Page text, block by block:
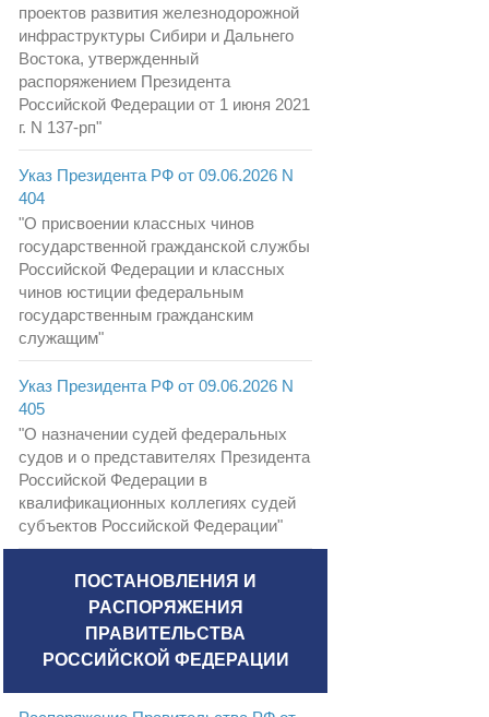
проектов развития железнодорожной
инфраструктуры Сибири и Дальнего
Востока, утвержденный
распоряжением Президента
Российской Федерации от 1 июня 2021
г. N 137-рп"
Указ Президента РФ от 09.06.2026 N
404
"О присвоении классных чинов
государственной гражданской службы
Российской Федерации и классных
чинов юстиции федеральным
государственным гражданским
служащим"
Указ Президента РФ от 09.06.2026 N
405
"О назначении судей федеральных
судов и о представителях Президента
Российской Федерации в
квалификационных коллегиях судей
субъектов Российской Федерации"
ПОСТАНОВЛЕНИЯ И
РАСПОРЯЖЕНИЯ
ПРАВИТЕЛЬСТВА
РОССИЙСКОЙ ФЕДЕРАЦИИ